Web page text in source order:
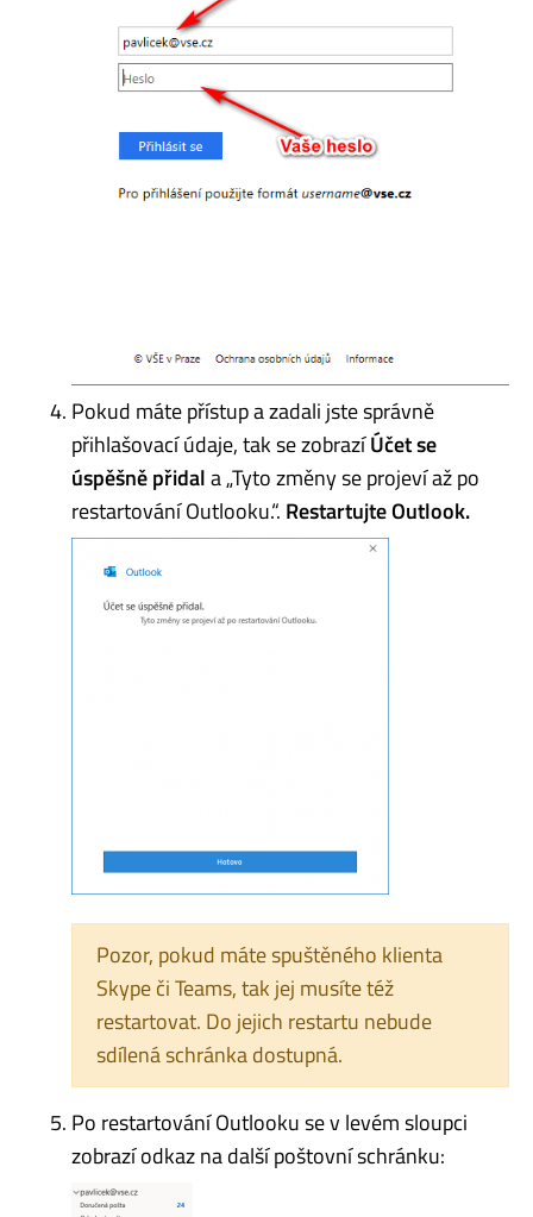
Pokud máte přístup a zadali jste správně
přihlašovací údaje, tak se zobrazíÚčet se
úspěšně přidala „Tyto změny se projeví až po
restartování Outlooku.“. Restartujte Outlook.
Pozor, pokud máte spuštěného klienta
Skype či Teams, tak jej musíte též
restartovat. Do jejich restartu nebude
sdílená schránka dostupná.
Po restartování Outlooku se v levém sloupci
zobrazí odkaz na další poštovní schránku: